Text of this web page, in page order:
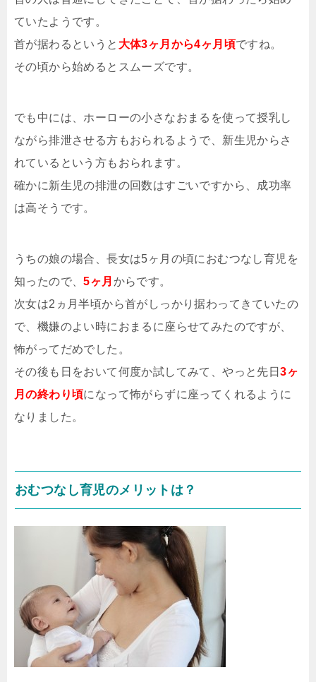
ていたようです。
首が据わるというと 大体3ヶ月から4ヶ月頃ですね。
その頃から始めるとスムーズです。
でも中には、ホーローの小さなおまるを使って授乳し
ながら排泄させる方もおられるようで、新生児からさ
れているという方もおられます。
確かに新生児の排泄の回数はすごいですから、成功率
は高そうです。
うちの娘の場合、長女は5ヶ月の頃におむつなし育児を
知ったので、5ヶ月 からです。
次女は2ヵ月半頃から首がしっかり据わってきていたの
で、機嫌のよい時におまるに座らせてみたのですが、
怖がってだめでした。
その後も日をおいて何度か試してみて、やっと先日3ヶ
月の終わり頃になって怖がらずに座ってくれるように
なりました。
おむつなし育児のメリットは？